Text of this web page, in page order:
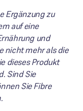
Ergänzung zu
auf eine
und
nicht mehr als die
dieses Produkt
Sind Sie
Sie Fibre